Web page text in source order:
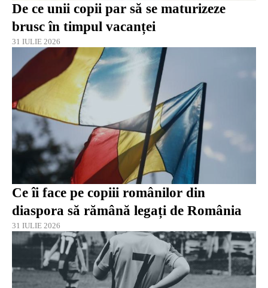
De ce unii copii par să se maturizeze
brusc în timpul vacanței
31 IULIE 2026
Ce îi face pe copiii românilor din
diaspora să rămână legați de România
31 IULIE 2026